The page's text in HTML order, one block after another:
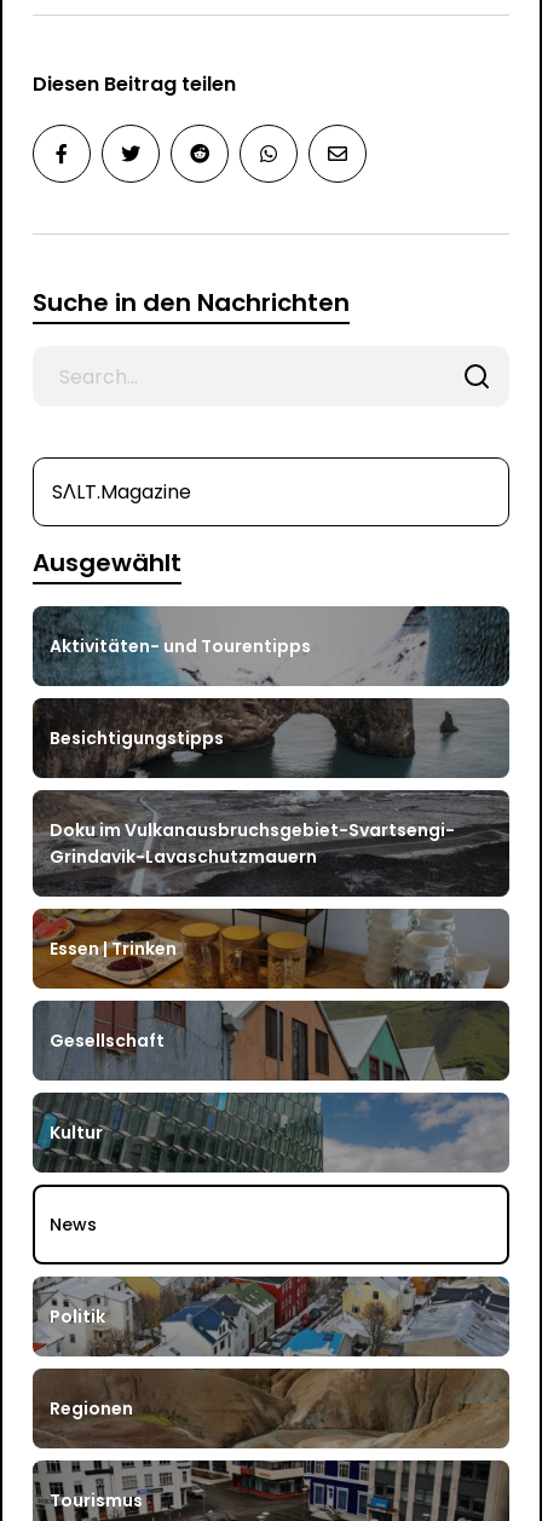
Diesen Beitrag teilen
Suche in den Nachrichten
SΛLT.Magazine
Ausgewählt
Aktivitäten- und Tourentipps
Besichtigungstipps
Doku im Vulkanausbruchsgebiet-Svartsengi-
Grindavik-Lavaschutzmauern
Essen | Trinken
Gesellschaft
Kultur
News
Politik
Regionen
Tourismus